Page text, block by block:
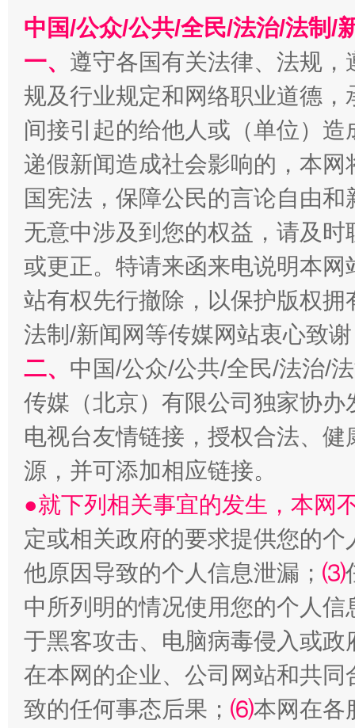
春天里的科技盛宴
巳巳如意，开工大吉！ 三轮上
中国/公众/公共/全民/法治/法制/
一、 遵守各国有关法律、法规
规及行业规定和网络职业道德
间接引起的给他人或（单位）
递假新闻造成社会影响的，本
国宪法，保障公民的言论自由
无意中涉及到您的权益，请及
或更正。特请来函来电说明本
站有权先行撤除，以保护版权
法制/新闻网等传媒网站衷心致
二、 中国/公众/公共/全民/法治/
传媒（北京）有限公司独家协
电视台友情链接，授权合法、
源，并可添加相应链接。
●就下列相关事宜的发生，本网
定或相关政府的要求提供您的个
他原因导致的个人信息泄漏； ⑶
中所列明的情况使用您的个人
于黑客攻击、电脑病毒侵入或
在本网的企业、公司网站和共
致的任何事态后果； ⑹本网在各